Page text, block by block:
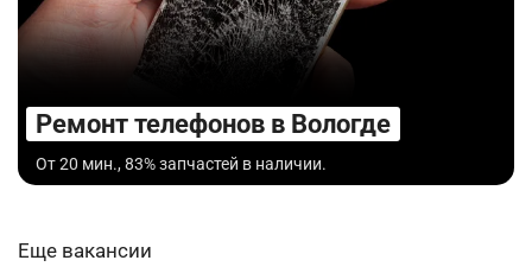
Ремонт телефонов в Вологде
От 20 мин., 83% запчастей в наличии.
Еще вакансии